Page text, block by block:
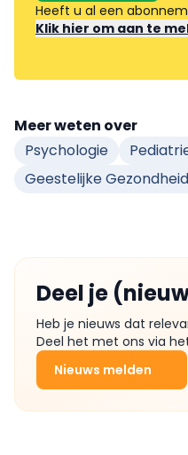
Heeft u al een
Klik hier om aan te
Meer weten over
Psychologie
Geestelijke Gezondheid
Deel je
Heb je nieuws dat
Deel het met ons via
Nieuws melden